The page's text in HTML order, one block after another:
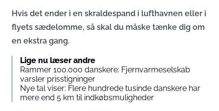
Hvis det ender i en skraldespand i lufthavnen eller i
flyets sædelomme, så skal du måske tænke dig om
en ekstra gang.
Lige nu læser andre
Rammer 100.000 danskere: Fjernvarmeselskab
varsler prisstigninger
Nye tal viser: Flere hundrede tusinde danskere har
mere end 5 km til indkøbsmuligheder